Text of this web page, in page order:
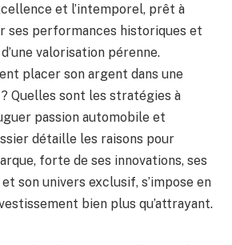
et l’intemporel, prêt à
ses performances historiques et
valorisation pérenne.
placer son argent dans une
Quelles sont les stratégies à
passion automobile et
détaille les raisons pour
forte de ses innovations, ses
son univers exclusif, s’impose en
bien plus qu’attrayant.